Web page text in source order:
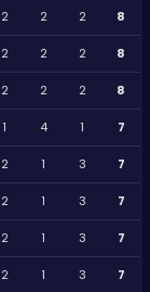
2 2 2 8
2 2 2 8
2 2 2 8
1 4 1 7
2 1 3 7
2 1 3 7
2 1 3 7
2 1 3 7